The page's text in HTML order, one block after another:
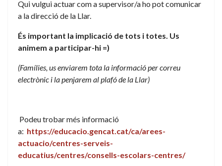
Qui vulgui actuar com a supervisor/a ho pot comunicar
a la direcció de la Llar.
És important la implicació de tots i totes. Us
animem a participar-hi =)
(Famílies, us enviarem tota la informació per correu
electrònic i la penjarem al plafó de la Llar)
Podeu trobar més informació
a: https://educacio.gencat.cat/ca/arees-
actuacio/centres-serveis-
educatius/centres/consells-escolars-centres/